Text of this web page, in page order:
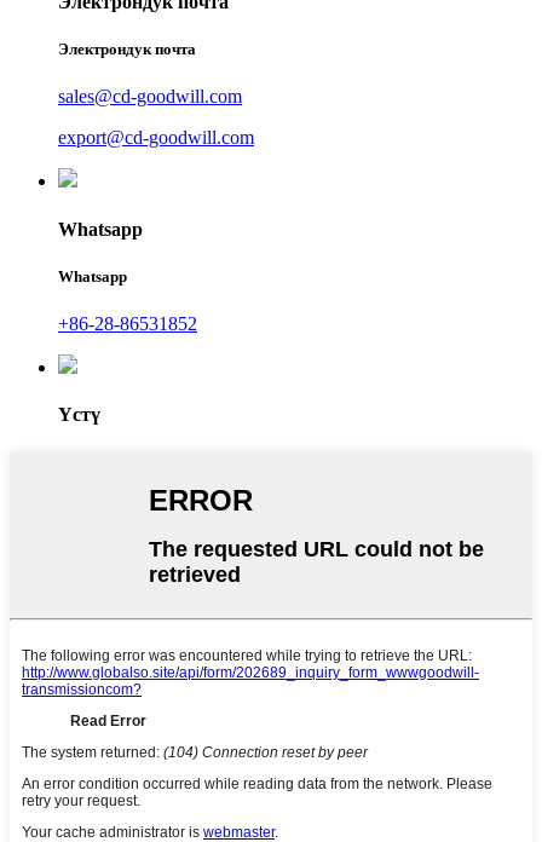
Электрондук почта
sales@cd-goodwill.com
export@cd-goodwill.com
Whatsapp
Whatsapp
+86-28-86531852
Үстү